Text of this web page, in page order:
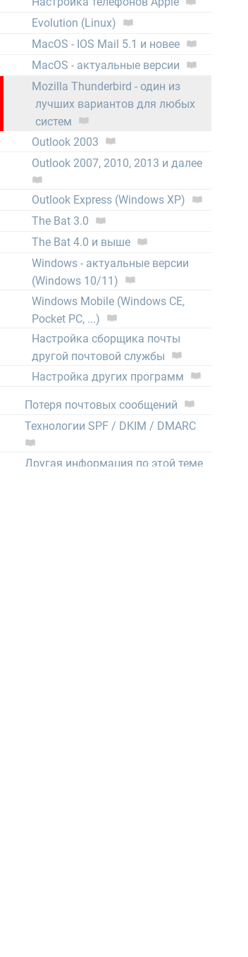
Evolution (Linux)
MacOS - IOS Mail 5.1 и новее
MacOS - актуальные версии
Mozilla Thunderbird - один из
лучших вариантов для любых
систем
Outlook 2003
Outlook 2007, 2010, 2013 и далее
Outlook Express (Windows XP)
The Bat 3.0
The Bat 4.0 и выше
Windows - актуальные версии
(Windows 10/11)
Windows Mobile (Windows CE,
Pocket PC, ...)
Настройка сборщика почты
другой почтовой службы
Настройка других программ
Потеря почтовых сообщений
Технологии SPF / DKIM / DMARC
Другая информация по этой теме